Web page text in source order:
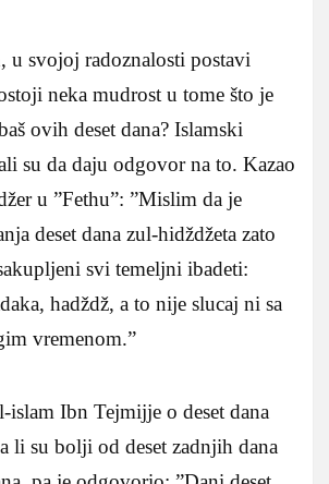
u svojoj radoznalosti postavi
neka mudrost u tome što je
ovih deset dana? Islamski
su da daju odgovor na to. Kazao
u ”Fethu”: ”Mislim da je
deset dana zul-hidždžeta zato
svi temeljni ibadeti:
hadždž, a to nije slucaj ni sa
vremenom.”
islam Ibn Tejmijje o deset dana
li su bolji od deset zadnjih dana